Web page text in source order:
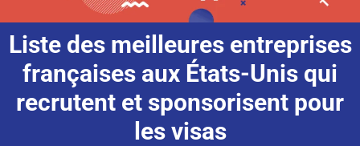
Liste des meilleures entreprises
françaises aux États-Unis qui
recrutent et sponsorisent pour
les visas